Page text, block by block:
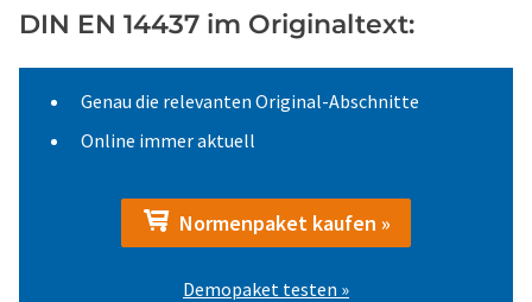
DIN EN 14437 im Originaltext:
Genau die relevanten Original-Abschnitte
Online immer aktuell
Normenpaket kaufen »
Demopaket testen »